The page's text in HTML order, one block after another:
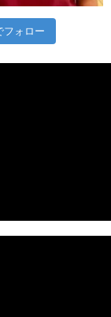
フォロー